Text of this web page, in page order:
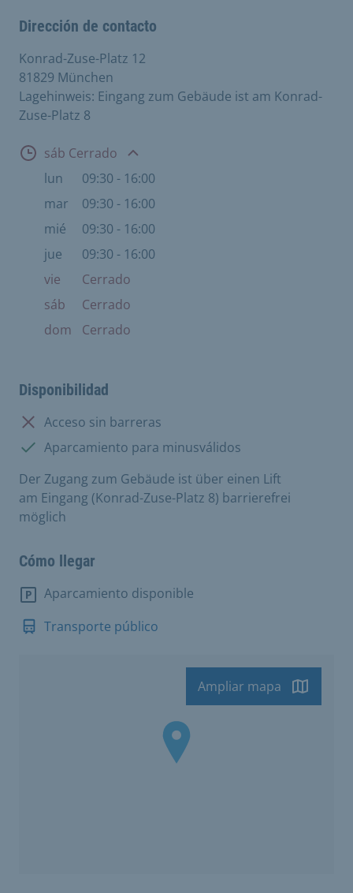
Dirección de contacto
Konrad-Zuse-Platz 12
81829 München
Lagehinweis: Eingang zum Gebäude ist am Konrad-
Zuse-Platz 8
Abiertosáb Cerrado
lun
09:30 - 16:00
mar
09:30 - 16:00
mié
09:30 - 16:00
jue
09:30 - 16:00
vie
Cerrado
sáb
Cerrado
dom
Cerrado
Disponibilidad
No disponible:
Acceso sin barreras
Disponible:
Aparcamiento para minusválidos
Der Zugang zum Gebäude ist über einen Lift
am Eingang (Konrad-Zuse-Platz 8) barrierefrei
möglich
Cómo llegar
Aparcamiento disponible
Transporte público
Ampliar mapa